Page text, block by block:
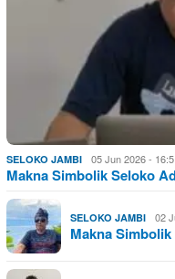
SELOKO JAMBI 05 Jun 2026 -
Makna Simbolik Seloko
SELOKO JAMBI 02
Makna